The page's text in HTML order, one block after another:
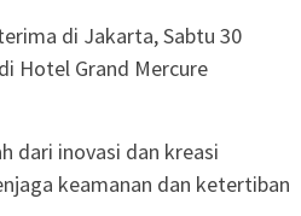
di Jakarta, Sabtu 30
Hotel Grand Mercure
dari inovasi dan kreasi
keamanan dan ketertiban